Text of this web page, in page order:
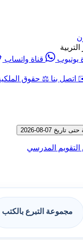
يوتيوب قناة واتساب
اتصل بنا ⚖️ حقوق
07-08-2026
التقويم المدرسي
مجموعة التبرع بالكتب